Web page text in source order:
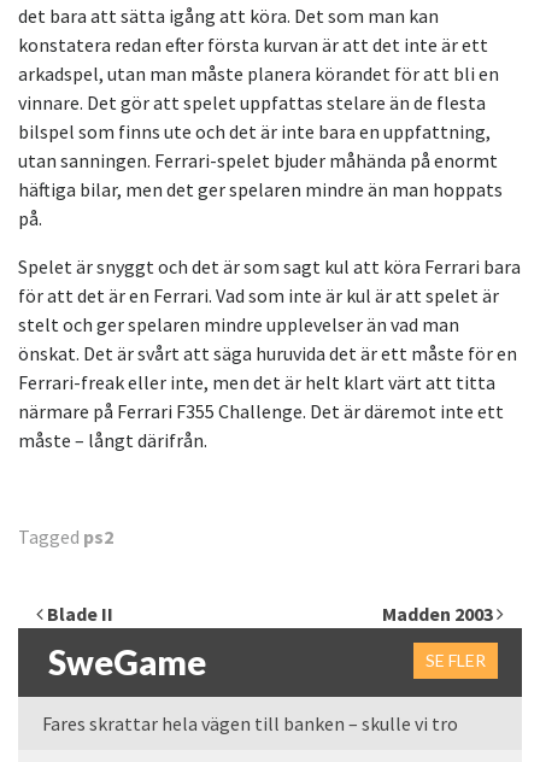
det bara att sätta igång att köra. Det som man kan
konstatera redan efter första kurvan är att det inte är ett
arkadspel, utan man måste planera körandet för att bli en
vinnare. Det gör att spelet uppfattas stelare än de flesta
bilspel som finns ute och det är inte bara en uppfattning,
utan sanningen. Ferrari-spelet bjuder måhända på enormt
häftiga bilar, men det ger spelaren mindre än man hoppats
på.
Spelet är snyggt och det är som sagt kul att köra Ferrari bara
för att det är en Ferrari. Vad som inte är kul är att spelet är
stelt och ger spelaren mindre upplevelser än vad man
önskat. Det är svårt att säga huruvida det är ett måste för en
Ferrari-freak eller inte, men det är helt klart värt att titta
närmare på Ferrari F355 Challenge. Det är däremot inte ett
måste – långt därifrån.
Tagged ps2
Inläggsnavigering
Blade II Madden 2003
SweGame SE FLER
Fares skrattar hela vägen till banken – skulle vi tro